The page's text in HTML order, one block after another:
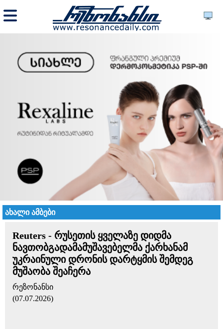
ახალი ამბები
Reuters - რუსეთის ყველაზე დიდმა
ნავთობგადამამუშავებელმა ქარხანამ
უკრაინული დრონის დარტყმის შემდეგ
მუშაობა შეაჩერა
რეზონანსი
(07.07.2026)